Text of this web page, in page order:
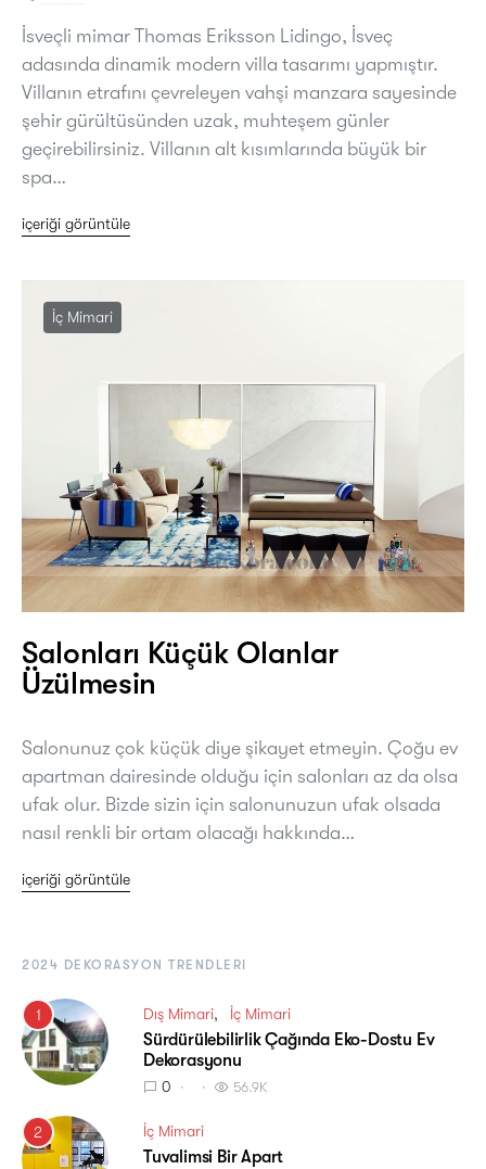
İsveçli mimar Thomas Eriksson Lidingo, İsveç
adasında dinamik modern villa tasarımı yapmıştır.
Villanın etrafını çevreleyen vahşi manzara sayesinde
şehir gürültüsünden uzak, muhteşem günler
geçirebilirsiniz. Villanın alt kısımlarında büyük bir
spa…
içeriği görüntüle
İç Mimari
Salonları Küçük Olanlar
Üzülmesin
Salonunuz çok küçük diye şikayet etmeyin. Çoğu ev
apartman dairesinde olduğu için salonları az da olsa
ufak olur. Bizde sizin için salonunuzun ufak olsada
nasıl renkli bir ortam olacağı hakkında…
içeriği görüntüle
2024 DEKORASYON TRENDLERI
1 Dış Mimari İç Mimari
Sürdürülebilirlik Çağında Eko-Dostu Ev
Dekorasyonu
0 56.9K
2 İç Mimari
Tuvalimsi Bir Apart